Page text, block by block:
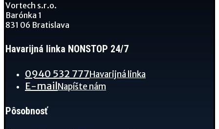
Vortech s.r.o.
Barónka 1
831 06 Bratislava
Havarijná linka NONSTOP 24/7
0940 532 777Havarijná linka
E-mail Napíšte nám
Pôsobnosť